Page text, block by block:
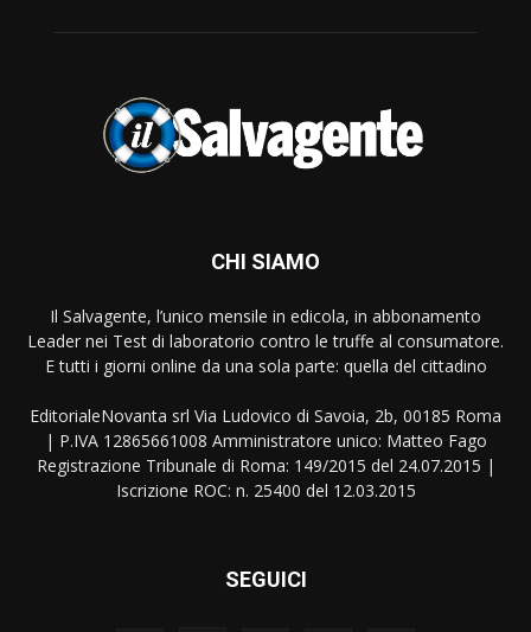
CHI SIAMO
Il Salvagente, l’unico mensile in edicola, in abbonamento
Leader nei Test di laboratorio contro le truffe al consumatore.
E tutti i giorni online da una sola parte: quella del cittadino
EditorialeNovanta srl Via Ludovico di Savoia, 2b, 00185 Roma
| P.IVA 12865661008 Amministratore unico: Matteo Fago
Registrazione Tribunale di Roma: 149/2015 del 24.07.2015 |
Iscrizione ROC: n. 25400 del 12.03.2015
SEGUICI